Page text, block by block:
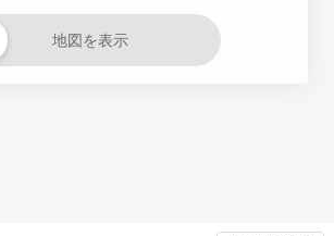
地図を表示